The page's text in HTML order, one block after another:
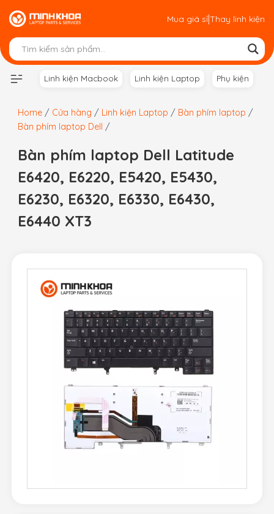
Skip
to
content
Mua giá sỉ|Thay linh kiện
Linh kiện Macbook Linh kiện Laptop Phụ kiện
Home / Cửa hàng / Linh kiện Laptop / Bàn phím laptop /
Bàn phím laptop Dell /
Bàn phím laptop Dell Latitude
E6420, E6220, E5420, E5430,
E6230, E6320, E6330, E6430,
E6440 XT3